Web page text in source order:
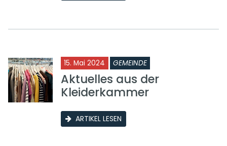
15. Mai 2024 GEMEINDE
Aktuelles aus der
Kleiderkammer
ARTIKEL LESEN